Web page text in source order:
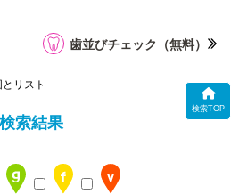
検索TOP
歯並びチェック （無料）
リスト
検索結果